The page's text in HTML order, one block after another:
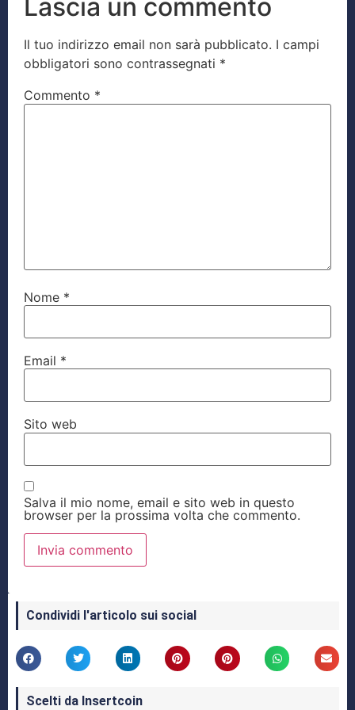
Lascia un commento
Il tuo indirizzo email non sarà pubblicato. I campi
obbligatori sono contrassegnati *
Commento *
Nome *
Email *
Sito web
Salva il mio nome, email e sito web in questo
browser per la prossima volta che commento.
Condividi l'articolo sui social
Scelti da Insertcoin